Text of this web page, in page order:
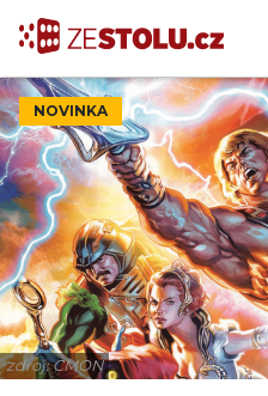
NOVINKA
zdroj: CMON